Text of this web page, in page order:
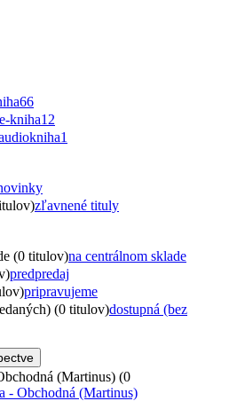
66
e-kniha12
1
zľavnené tituly
(0 titulov)na centrálnom sklade
predpredaj
pripravujeme
(0 titulov)dostupná (bez
(Martinus) (0
- Obchodná (Martinus)